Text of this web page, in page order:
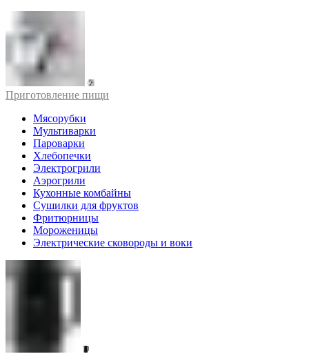
Приготовление пищи
Мясорубки
Мультиварки
Пароварки
Хлебопечки
Электрогрили
Аэрогрили
Кухонные комбайны
Сушилки для фруктов
Фритюрницы
Мороженицы
Электрические сковороды и воки